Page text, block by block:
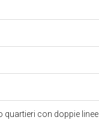
con doppie linee